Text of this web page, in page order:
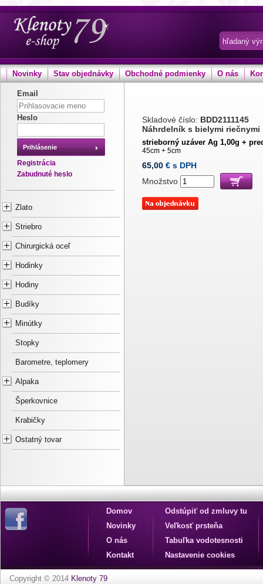
Novinky Stav objednávky Obchodné podmienky O nás
Email
Heslo
Prihlásenie
Registrácia
Zabudnuté heslo
Zlato
Striebro
Chirurgická oceľ
Hodinky
Hodiny
Budíky
Minútky
Stopky
Barometre, teplomery
Alpaka
Šperkovnice
Krabičky
Ostatný tovar
Skladové číslo: BDD2111145
Náhrdelník s bielymi riečnymi
strieborný uzáver Ag 1,00g +
45cm + 5cm
65,00 € s DPH
Množstvo
Domov
Novinky
O nás
Kontakt
Odstúpiť od zmluvy tu
Veľkosť prsteňa
Tabuľka vodotesnosti
Nastavenie cookies
Copyright © 2014 Klenoty 79